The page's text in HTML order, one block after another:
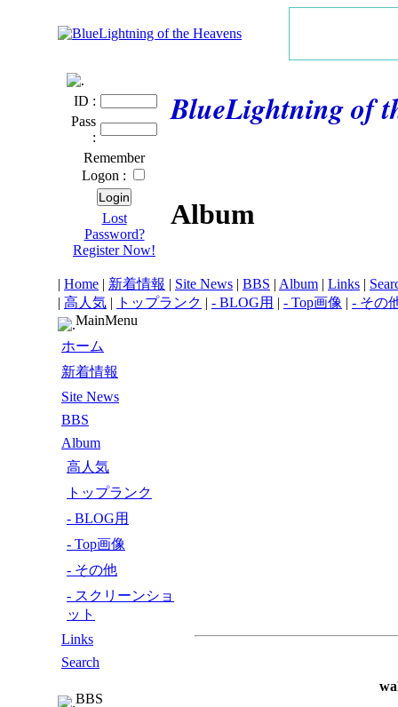
ID :
Pass
:
Remember
Logon :
Lost
Password?
Register Now!
BlueLightning of
Album
| Home | 新着情報 | Site News | BBS | Album | Links |
| 高人気 | トップランク | - BLOG用 | - Top画像 | - その
MainMenu
ホーム
新着情報
Site News
BBS
Album
高人気
トップランク
- BLOG用
- Top画像
- その他
- スクリーンショ
ット
Links
Search
BBS